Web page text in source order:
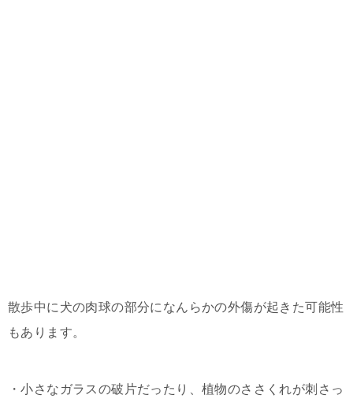
散歩中に犬の肉球の部分になんらかの外傷が起きた可能性
もあります。
・小さなガラスの破片だったり、植物のささくれが刺さっ